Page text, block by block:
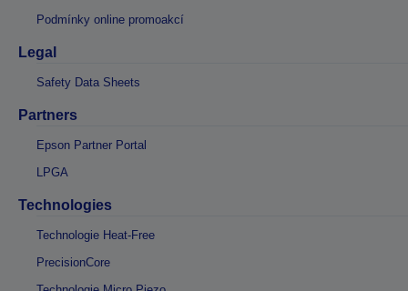
Podmínky online promoakcí
Legal
Safety Data Sheets
Partners
Epson Partner Portal
LPGA
Technologies
Technologie Heat-Free
PrecisionCore